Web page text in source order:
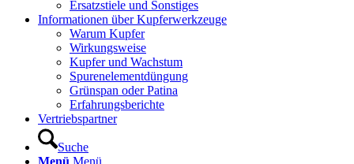
Ersatzstiele und Sonstiges
Informationen über Kupferwerkzeuge
Warum Kupfer
Wirkungsweise
Kupfer und Wachstum
Spurenelementdüngung
Grünspan oder Patina
Erfahrungsberichte
Vertriebspartner
Suche